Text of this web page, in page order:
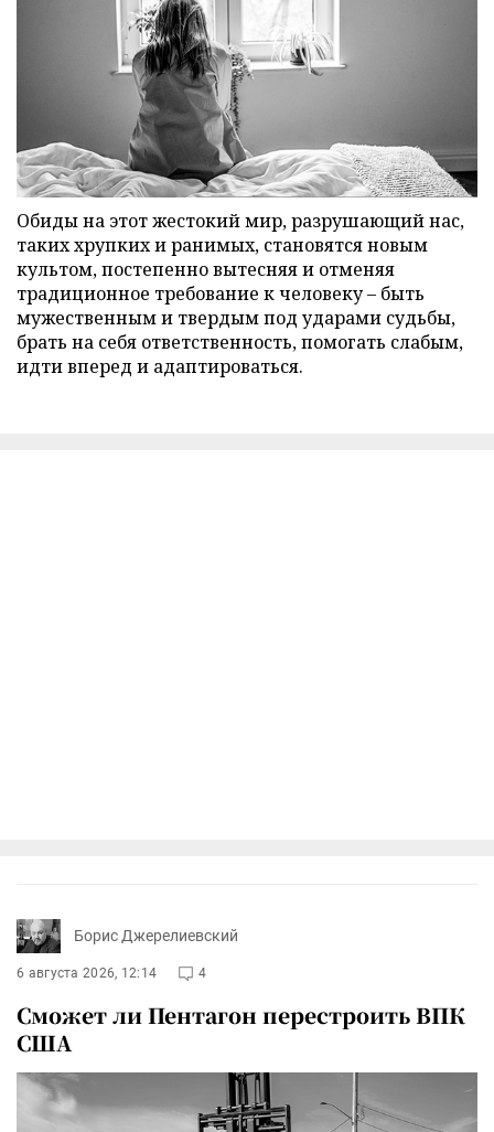
Обиды на этот жестокий мир, разрушающий нас,
таких хрупких и ранимых, становятся новым
культом, постепенно вытесняя и отменяя
традиционное требование к человеку – быть
мужественным и твердым под ударами судьбы,
брать на себя ответственность, помогать слабым,
идти вперед и адаптироваться.
Борис Джерелиевский
6 августа 2026, 12:14 4
Сможет ли Пентагон перестроить ВПК
США